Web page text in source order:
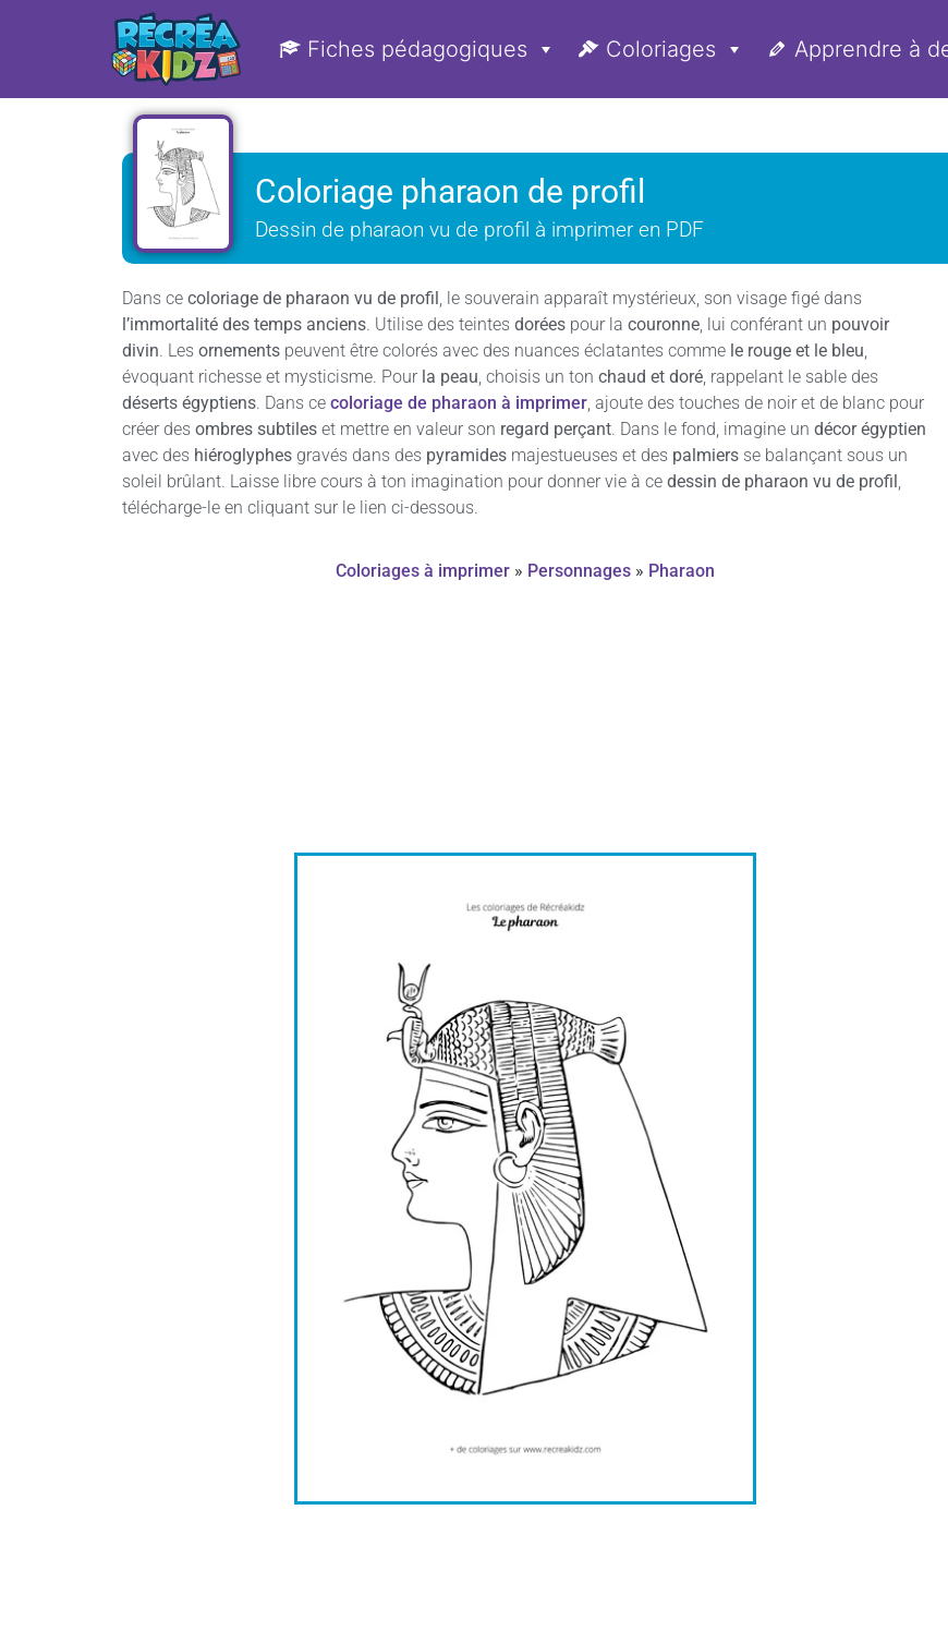
Fiches pédagogiques Coloriages Apprendre à
Coloriage pharaon de profil
Dessin de pharaon vu de profil à imprimer en PDF
Dans ce coloriage de pharaon vu de profil, le souverain apparaît mystérieux, son visage figé dans
l’immortalité des temps anciens. Utilise des teintes dorées pour la couronne, lui conférant un pouvoir
divin. Les ornements peuvent être colorés avec des nuances éclatantes comme le rouge et le bleu,
évoquant richesse et mysticisme. Pour la peau, choisis un ton chaud et doré, rappelant le sable des
déserts égyptiens. Dans ce coloriage de pharaon à imprimer, ajoute des touches de noir et de blanc pour
créer des ombres subtiles et mettre en valeur son regard perçant. Dans le fond, imagine un décor égyptien
avec des hiéroglyphes gravés dans des pyramides majestueuses et des palmiers se balançant sous un
soleil brûlant. Laisse libre cours à ton imagination pour donner vie à ce dessin de pharaon vu de profil,
télécharge-le en cliquant sur le lien ci-dessous.
Coloriages à imprimer» Personnages» Pharaon